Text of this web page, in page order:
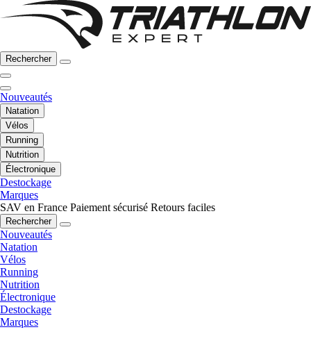
Rechercher
Nouveautés
Natation
Vélos
Running
Nutrition
Électronique
Destockage
Marques
SAV en France Paiement sécurisé Retours faciles
Rechercher
Nouveautés
Natation
Vélos
Running
Nutrition
Électronique
Destockage
Marques